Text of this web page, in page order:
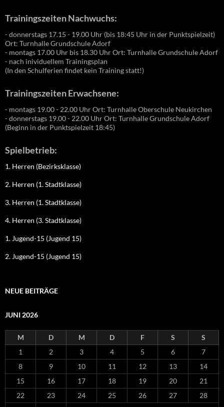
Trainingszeiten Nachwuchs:
- donnerstags 17.15 - 19.00 Uhr (bis 18:45 Uhr in der Punktspielzeit)
Ort: Turnhalle Grundschule Adorf
- montags 17.00 Uhr bis 18.30 Uhr Ort: Turnhalle Grundschule Adorf
- nach inividuellem Trainingsplan
(In den Schulferien findet kein Training statt!)
Trainingszeiten Erwachsene:
- montags 19.00 - 22.00 Uhr Ort: Turnhalle Oberschule Neukirchen
- donnerstags 19.00 - 22.00 Uhr Ort: Turnhalle Grundschule Adorf
(Beginn in der Punktspielzeit 18:45)
Spielbetrieb:
1. Herren (Bezirksklasse)
2. Herren (1. Stadtklasse)
3. Herren (1. Stadtklasse)
4. Herren (3. Stadtklasse)
1. Jugend-15 (Jugend 15)
2. Jugend-15 (Jugend 15)
NEUE BEITRÄGE
JUNI 2026
M D M D F S
S
1
2 3 4 5 6
7
8
9 10 11 12 13
14
15
16 17 18 19 20
21
22
23 24 25 26 27
28